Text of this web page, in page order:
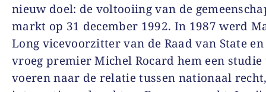
nieuw doel: de voltooiing van de
markt op 31 december 1992. In 1987 werd
Long vicevoorzitter van de Raad van State
vroeg premier Michel Rocard hem een
voeren naar de relatie tussen nationaal